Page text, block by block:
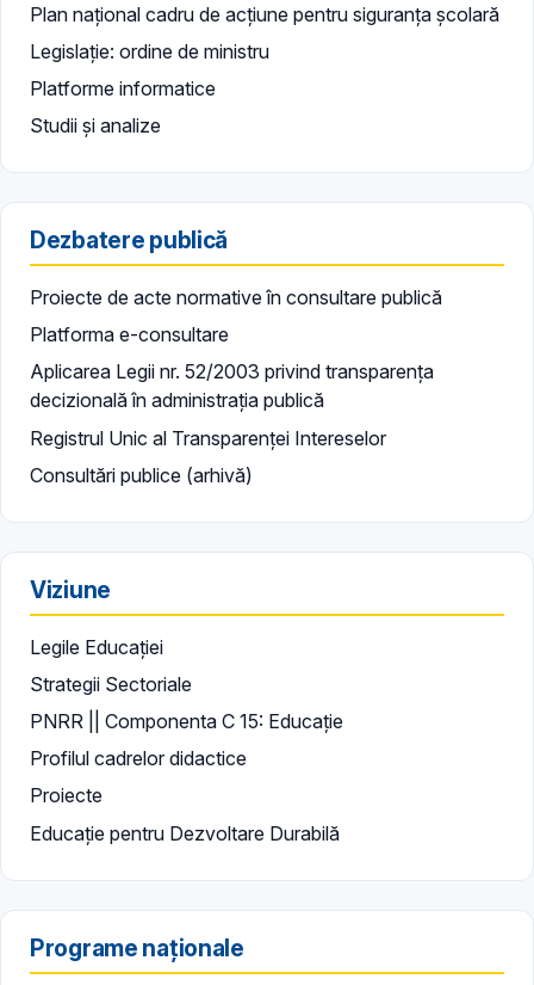
Plan național cadru de acțiune pentru siguranța școlară
Legislație: ordine de ministru
Platforme informatice
Studii și analize
Dezbatere publică
Proiecte de acte normative în consultare publică
Platforma e-consultare
Aplicarea Legii nr. 52/2003 privind transparența
decizională în administrația publică
Registrul Unic al Transparenței Intereselor
Consultări publice (arhivă)
Viziune
Legile Educației
Strategii Sectoriale
PNRR || Componenta C 15: Educație
Profilul cadrelor didactice
Proiecte
Educație pentru Dezvoltare Durabilă
Programe naționale